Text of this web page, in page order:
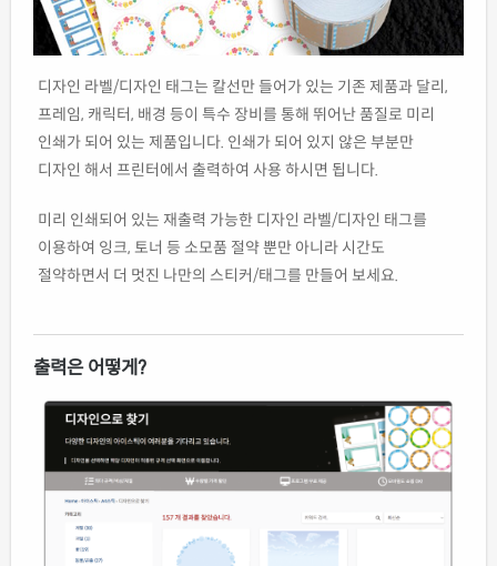
디자인 라벨/디자인 태그는 칼선만 들어가 있는 기존 제품과 달리,
프레임, 캐릭터, 배경 등이 특수 장비를 통해 뛰어난 품질로 미리
인쇄가 되어 있는 제품입니다. 인쇄가 되어 있지 않은 부분만
디자인 해서 프린터에서 출력하여 사용 하시면 됩니다.
미리 인쇄되어 있는 재출력 가능한 디자인 라벨/디자인 태그를
이용하여 잉크, 토너 등 소모품 절약 뿐만 아니라 시간도
절약하면서 더 멋진 나만의 스티커/태그를 만들어 보세요.
출력은 어떻게?